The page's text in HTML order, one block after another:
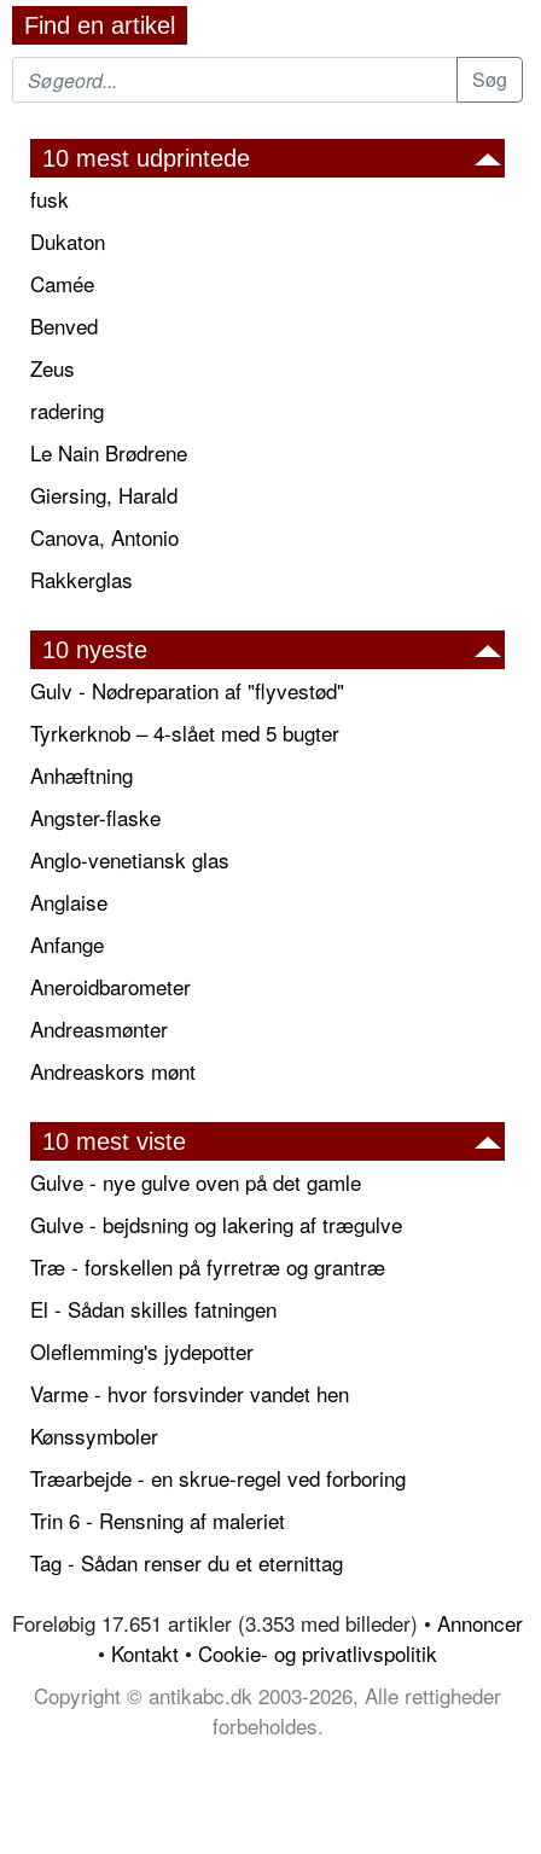
Find en artikel
10 mest udprintede
fusk
Dukaton
Camée
Benved
Zeus
radering
Le Nain Brødrene
Giersing, Harald
Canova, Antonio
Rakkerglas
10 nyeste
Gulv - Nødreparation af "flyvestød"
Tyrkerknob – 4-slået med 5 bugter
Anhæftning
Angster-flaske
Anglo-venetiansk glas
Anglaise
Anfange
Aneroidbarometer
Andreasmønter
Andreaskors mønt
10 mest viste
Gulve - nye gulve oven på det gamle
Gulve - bejdsning og lakering af trægulve
Træ - forskellen på fyrretræ og grantræ
El - Sådan skilles fatningen
Oleflemming's jydepotter
Varme - hvor forsvinder vandet hen
Kønssymboler
Træarbejde - en skrue-regel ved forboring
Trin 6 - Rensning af maleriet
Tag - Sådan renser du et eternittag
Foreløbig 17.651 artikler (3.353 med billeder) • Annoncer
• Kontakt • Cookie- og privatlivspolitik
Copyright © antikabc.dk 2003-2026, Alle rettigheder
forbeholdes.